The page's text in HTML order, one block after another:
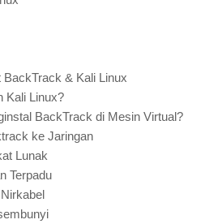
BackTrack & Kali Linux
Kali Linux?
BackTrack di Mesin Virtual?
ke Jaringan
Lunak
Terpadu